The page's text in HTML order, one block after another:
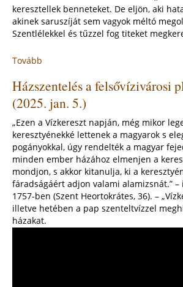
keresztellek benneteket. De eljön, aki
akinek saruszíját sem vagyok méltó
Szentlélekkel és tűzzel fog titeket
Tovább
vagy
az
én
szeretett
Fiam."
-
Urunk
megkeresztelkedése
(2025.
január
12.)
Házszentelés a felsővízivárosi
(2025. jan. 5.)
„Ezen a Vízkereszt napján, még mikor
keresztyénekké lettenek a magyarok s
pogányokkal, úgy rendelték a magyar
minden ember házához elmenjen a
mondjon, s akkor kitanulja, ki a
fáradságáért adjon valami alamizsnát.” –
1757-ben (Szent Heortokrátes, 36). –
illetve hetében a pap szenteltvízzel
házakat.